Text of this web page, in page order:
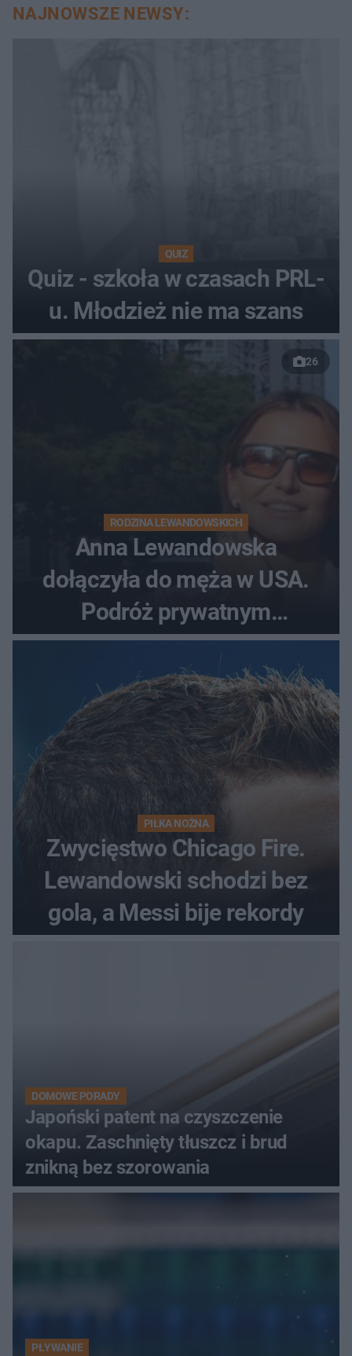
NAJNOWSZE NEWSY:
QUIZ
Quiz - szkoła w czasach PRL-
u. Młodzież nie ma szans
26
RODZINA LEWANDOWSKICH
Anna Lewandowska
dołączyła do męża w USA.
Podróż prywatnym
odrzutowcem to dopiero
początek!
PIŁKA NOŻNA
Zwycięstwo Chicago Fire.
Lewandowski schodzi bez
gola, a Messi bije rekordy
DOMOWE PORADY
Japoński patent na czyszczenie
okapu. Zaschnięty tłuszcz i brud
znikną bez szorowania
PŁYWANIE